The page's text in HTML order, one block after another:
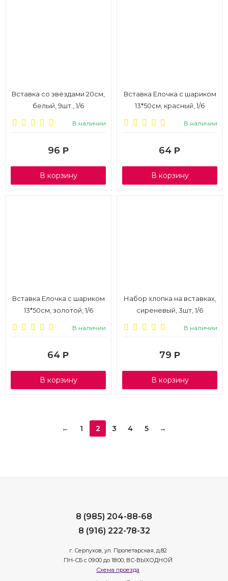
Вставка со звёздами 20см,
белый, 9шт., 1/6
В наличии
96 Р
В корзину
Вставка Елочка с шариком
13*50см, красный, 1/6
В наличии
64 Р
В корзину
Вставка Елочка с шариком
13*50см, золотой, 1/6
В наличии
64 Р
В корзину
Набор хлопка на вставках,
сиреневый, 3шт, 1/6
В наличии
79 Р
В корзину
← 1 2 3 4 5 →
8 (985) 204-88-68
8 (916) 222-78-32
г. Серпухов, ул. Пролетарская, д.82
ПН-СБ с 09:00 до 18:00, ВС-ВЫХОДНОЙ
Схема проезда